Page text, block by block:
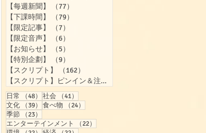
【每週新聞】
（77）
【下課時間】
（79）
【限定記事】
（7）
【限定音声】
（6）
【お知らせ】
（5）
【特別企劃】
（9）
【スクリプト】
（162）
【スクリプト】ピンイン＆注音付き
日常 （48） 48件の記事
社会 （41）
文化
（39） 39件の記事
食べ物 （24）
季節
（23）
エンターテインメント
（22）